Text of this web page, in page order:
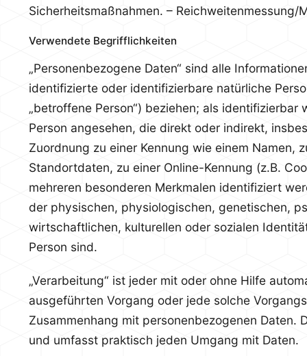
Sicherheitsmaßnahmen. – Reichweitenmessung/
Verwendete Begrifflichkeiten
„Personenbezogene Daten“ sind alle
identifizierte oder identifizierbare natürliche
„betroffene Person“) beziehen; als identifizierbar
Person angesehen, die direkt oder indirekt,
Zuordnung zu einer Kennung wie einem Namen,
Standortdaten, zu einer Online-Kennung (z.B.
mehreren besonderen Merkmalen identifiziert
der physischen, physiologischen, genetischen,
wirtschaftlichen, kulturellen oder sozialen
Person sind.
„Verarbeitung“ ist jeder mit oder ohne Hilfe
ausgeführten Vorgang oder jede solche
Zusammenhang mit personenbezogenen Daten.
und umfasst praktisch jeden Umgang mit Daten.